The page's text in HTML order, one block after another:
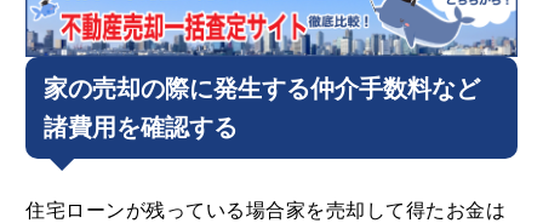
家の売却の際に発生する仲介手数料など
諸費用を確認する
住宅ローンが残っている場合家を売却して得たお金は